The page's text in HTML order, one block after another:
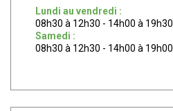
Lundi au vendredi :
08h30 à 12h30 - 14h00 à 19h30
Samedi :
08h30 à 12h30 - 14h00 à 19h00